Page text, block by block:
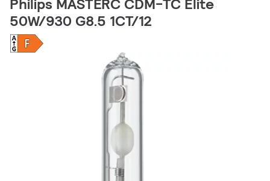
Philips MASTERC CDM-TC Elite
50W/930 G8.5 1CT/12